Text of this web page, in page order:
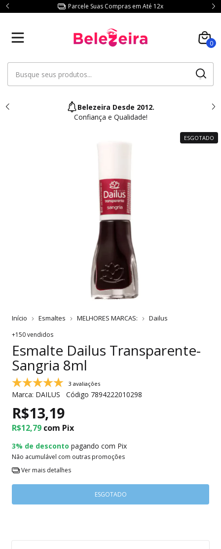
Parcele Suas Compras em Até 12x
0
Belezeira Desde 2012.
Confiança e Qualidade!
ESGOTADO
Início Esmaltes MELHORES MARCAS: Dailus
+150 vendidos
Esmalte Dailus Transparente-
Sangria 8ml
3 avaliações
Marca: DAILUS Código 7894222010298
R$13,19
R$12,79 com Pix
3% de desconto pagando com Pix
Não acumulável com outras promoções
Ver mais detalhes